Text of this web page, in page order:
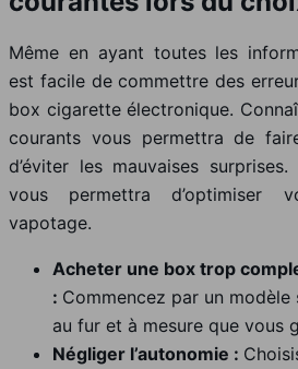
Même en ayant toutes les
est facile de commettre des
box cigarette électronique.
courants vous permettra de
d’éviter les mauvaises
vous permettra d’optimiser
vapotage.
Acheter une box trop
: Commencez par un
au fur et à mesure que vous
Négliger l’autonomie :